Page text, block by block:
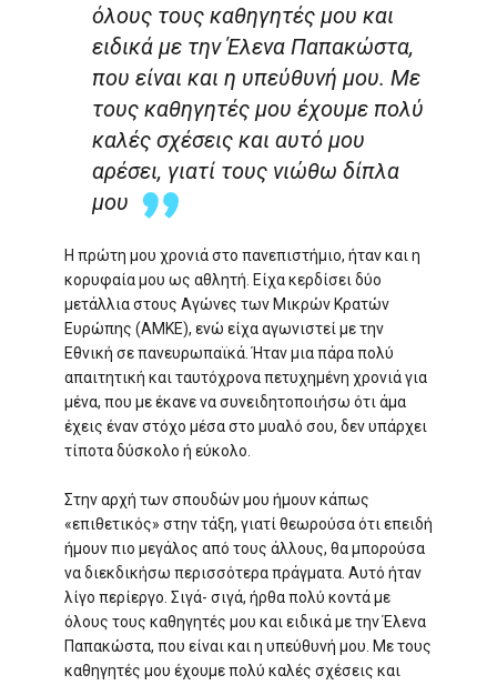
όλους τους καθηγητές μου και
ειδικά με την Έλενα Παπακώστα,
που είναι και η υπεύθυνή μου. Με
τους καθηγητές μου έχουμε πολύ
καλές σχέσεις και αυτό μου
αρέσει, γιατί τους νιώθω δίπλα
μου
Η πρώτη μου χρονιά στο πανεπιστήμιο, ήταν και η
κορυφαία μου ως αθλητή. Είχα κερδίσει δύο
μετάλλια στους Αγώνες των Μικρών Κρατών
Ευρώπης (ΑΜΚΕ), ενώ είχα αγωνιστεί με την
Εθνική σε πανευρωπαϊκά. Ήταν μια πάρα πολύ
απαιτητική και ταυτόχρονα πετυχημένη χρονιά για
μένα, που με έκανε να συνειδητοποιήσω ότι άμα
έχεις έναν στόχο μέσα στο μυαλό σου, δεν υπάρχει
τίποτα δύσκολο ή εύκολο.
Στην αρχή των σπουδών μου ήμουν κάπως
«επιθετικός» στην τάξη, γιατί θεωρούσα ότι επειδή
ήμουν πιο μεγάλος από τους άλλους, θα μπορούσα
να διεκδικήσω περισσότερα πράγματα. Αυτό ήταν
λίγο περίεργο. Σιγά- σιγά, ήρθα πολύ κοντά με
όλους τους καθηγητές μου και ειδικά με την Έλενα
Παπακώστα, που είναι και η υπεύθυνή μου. Με τους
καθηγητές μου έχουμε πολύ καλές σχέσεις και